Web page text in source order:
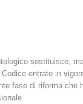
sostituisce,
Codice entrato in
fase di riforma che